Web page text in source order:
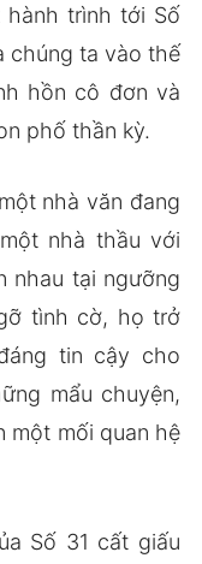
hành trình tới Số
chúng ta vào thế
hồn cô đơn và
phố thần kỳ.
nhà văn đang
nhà thầu với
nhau tại ngưỡng
tình cờ, họ trở
tin cậy cho
mẩu chuyện,
một mối quan hệ
Số 31 cất giấu